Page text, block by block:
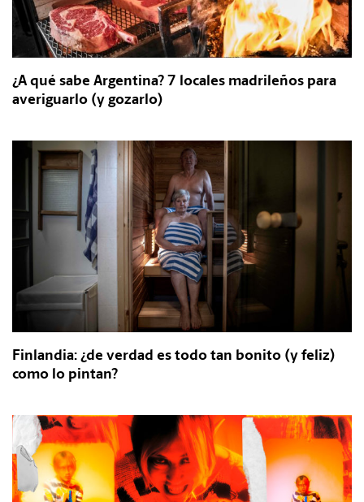
¿A qué sabe Argentina? 7 locales madrileños para
averiguarlo (y gozarlo)
Finlandia: ¿de verdad es todo tan bonito (y feliz)
como lo pintan?